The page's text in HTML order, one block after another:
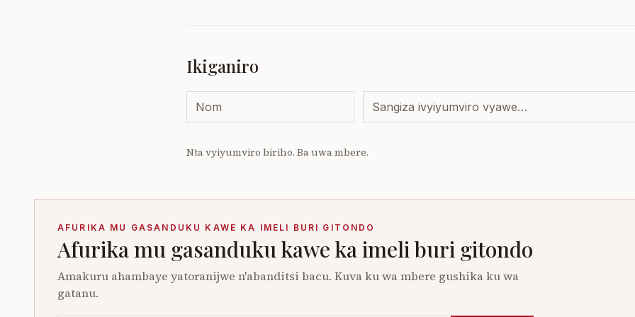
Ikiganiro
Nta vyiyumviro biriho. Ba uwa mbere.
AFURIKA MU GASANDUKU KAWE KA IMELI BURI GITONDO
Afurika mu gasanduku kawe ka imeli buri gitondo
Amakuru ahambaye yatoranijwe n'abanditsi bacu. Kuva ku wa mbere gushika ku wa
gatanu.